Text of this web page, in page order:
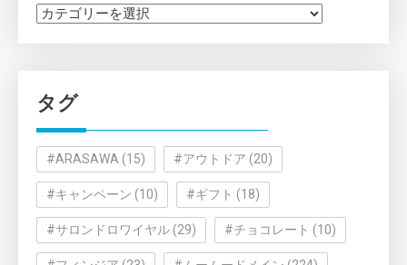
カ
ー
タグ
#ARASAWA (15) #アウトドア (20)
#キャンペーン (10) #ギフト (18)
#サロンドロワイヤル (29) #チョコレート (10)